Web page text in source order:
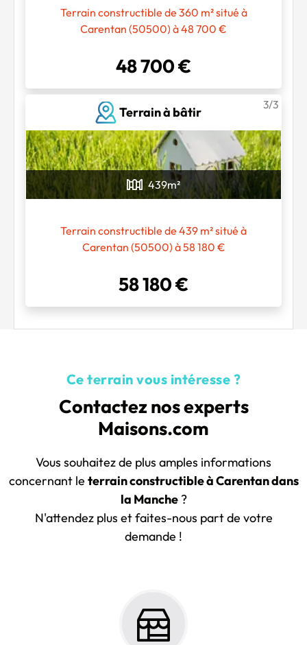
Terrain constructible de 360 m² situé à
Carentan (50500) à 48 700 €
48 700 €
Terrain à bâtir
3/3
439m²
Terrain constructible de 439 m² situé à
Carentan (50500) à 58 180 €
58 180 €
Ce terrain vous intéresse ?
Contactez nos experts
Maisons.com
Vous souhaitez de plus amples informations
concernant le terrain constructible à Carentan dans
la Manche?
N'attendez plus et faites-nous part de votre
demande !